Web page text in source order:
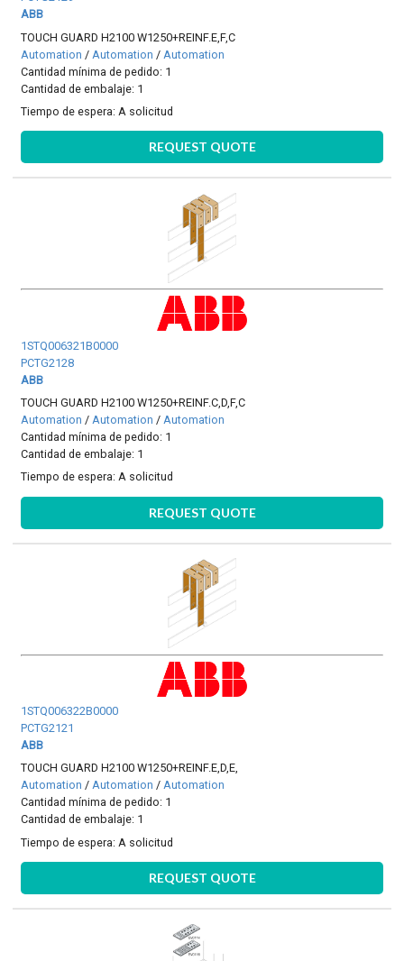
ABB
TOUCH GUARD H2100 W1250+REINF.E,F,C
Automation / Automation / Automation
Cantidad mínima de pedido: 1
Cantidad de embalaje: 1
Tiempo de espera: A solicitud
REQUEST QUOTE
1STQ006321B0000
PCTG2128
ABB
TOUCH GUARD H2100 W1250+REINF.C,D,F,C
Automation / Automation / Automation
Cantidad mínima de pedido: 1
Cantidad de embalaje: 1
Tiempo de espera:A solicitud
REQUEST QUOTE
1STQ006322B0000
PCTG2121
ABB
TOUCH GUARD H2100 W1250+REINF.E,D,E,
Automation /Automation /Automation
Cantidad mínima de pedido: 1
Cantidad de embalaje: 1
Tiempo de espera: A solicitud
REQUEST QUOTE